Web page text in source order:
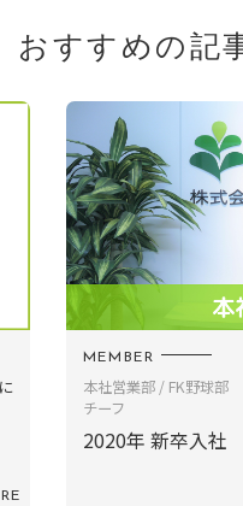
おすすめの記
INFORMATION
【TOPインタビュ
しさ”を」に共感...